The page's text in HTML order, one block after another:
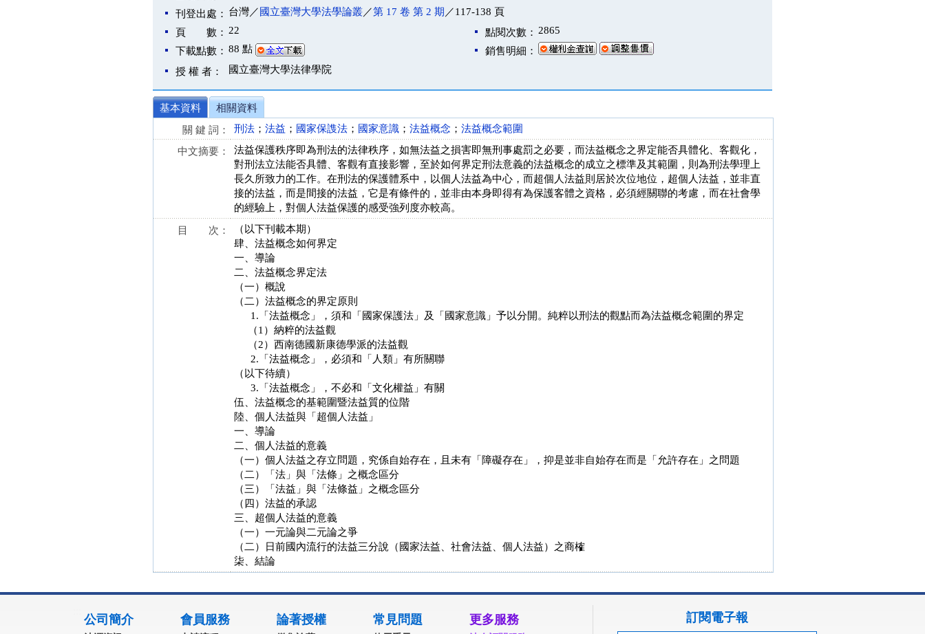
刊登出處： 台灣／ 國立臺灣大學法學論叢／第 17 卷 第 2 期 ／117-138 頁
頁 數： 22 點閱次數： 2865
下載點數： 88 點
銷售明細：
授 權 者：
國立臺灣大學法律學院
基本資料
相關資料
關 鍵 詞：
刑法 ； 法益 ； 國家保謢法 ； 國家意識 ； 法益概念 ； 法益概念範圍
中文摘要：
法益保護秩序即為刑法的法律秩序，如無法益之損害即無刑事處罰之必要，而法益概念之界定能否具體化、客觀化，
對刑法立法能否具體、客觀有直接影響，至於如何界定刑法意義的法益概念的成立之標準及其範圍，則為刑法學理上
長久所致力的工作。在刑法的保護體系中，以個人法益為中心，而超個人法益則居於次位地位，超個人法益，並非直
接的法益，而是間接的法益，它是有條件的，並非由本身即得有為保護客體之資格，必須經關聯的考慮，而在社會學
的經驗上，對個人法益保護的感受強列度亦較高。
目 次：
（以下刊載本期）
肆、法益概念如何界定
一、導論
二、法益概念界定法
（一）概說
（二）法益概念的界定原則
1.「法益概念」，須和「國家保護法」及「國家意識」予以分開。純粹以刑法的觀點而為法益概念範圍的界定
（1）納粹的法益觀
（2）西南德國新康德學派的法益觀
2.「法益概念」，必須和「人類」有所關聯
（以下待續）
3.「法益概念」，不必和「文化權益」有關
伍、法益概念的基範圍暨法益質的位階
陸、個人法益與「超個人法益」
一、導論
二、個人法益的意義
（一）個人法益之存立問題，究係自始存在，且未有「障礙存在」，抑是並非自始存在而是「允許存在」之問題
（二）「法」與「法條」之概念區分
（三）「法益」與「法條益」之概念區分
（四）法益的承認
三、超個人法益的意義
（一）一元論與二元論之爭
（二）日前國內流行的法益三分說（國家法益、社會法益、個人法益）之商榷
柒、結論
公司簡介 會員服務 論著授權 常見問題 更多服務 訂閱電子報